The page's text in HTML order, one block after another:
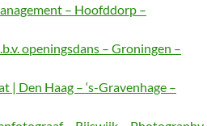
– Hoofddorp –
openingsdans – Groningen –
| Den Haag – ‘s-Gravenhage –